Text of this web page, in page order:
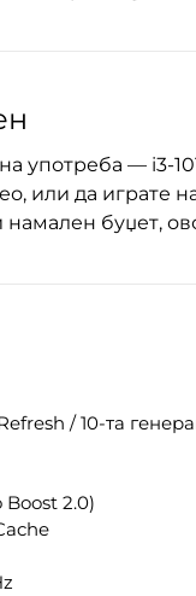
употреба — i3-
или да играте
буџет,
/ 10-та
2.0)